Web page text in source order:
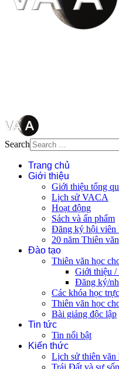
Search
Trang chủ
Giới thiệu
Giới thiệu tổng
Lịch sử VACA
Hoạt động
Sách và ấn phẩm
Đăng ký hội viên
20 năm Thiên
Đào tạo
Thiên văn học
Giới thiệu /
Đăng ký/
Các khóa học
Thiên văn học
Bài giảng độc lập
Tin tức
Tin nổi bật
Kiến thức
Lịch sử thiên văn
Trái Đất và sự